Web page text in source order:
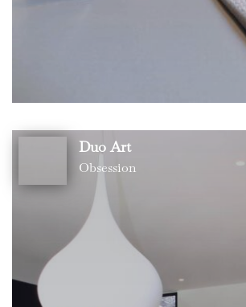
Duo Art
Obsession